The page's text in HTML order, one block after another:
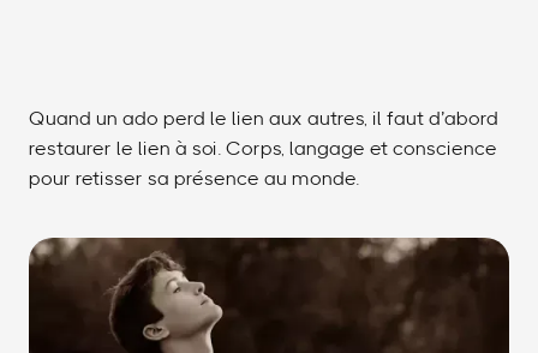
Quand un ado perd le lien aux autres, il faut d’abord
restaurer le lien à soi. Corps, langage et conscience
pour retisser sa présence au monde.